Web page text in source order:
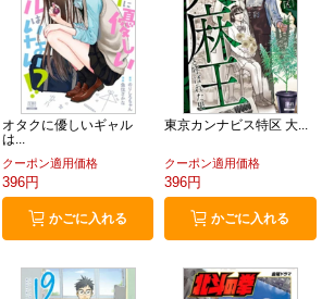
オタクに優しいギャル
は...
クーポン適用価格
396円
かごに入れる
東京カンナビス特区 大...
クーポン適用価格
396円
かごに入れる